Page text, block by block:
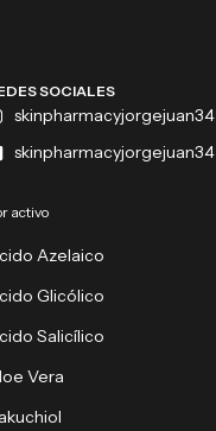
SOCIALES
skinpharmacyjorgejuan34
skinpharmacyjorgejuan34
activo
Azelaico
Glicólico
Salicílico
Vera